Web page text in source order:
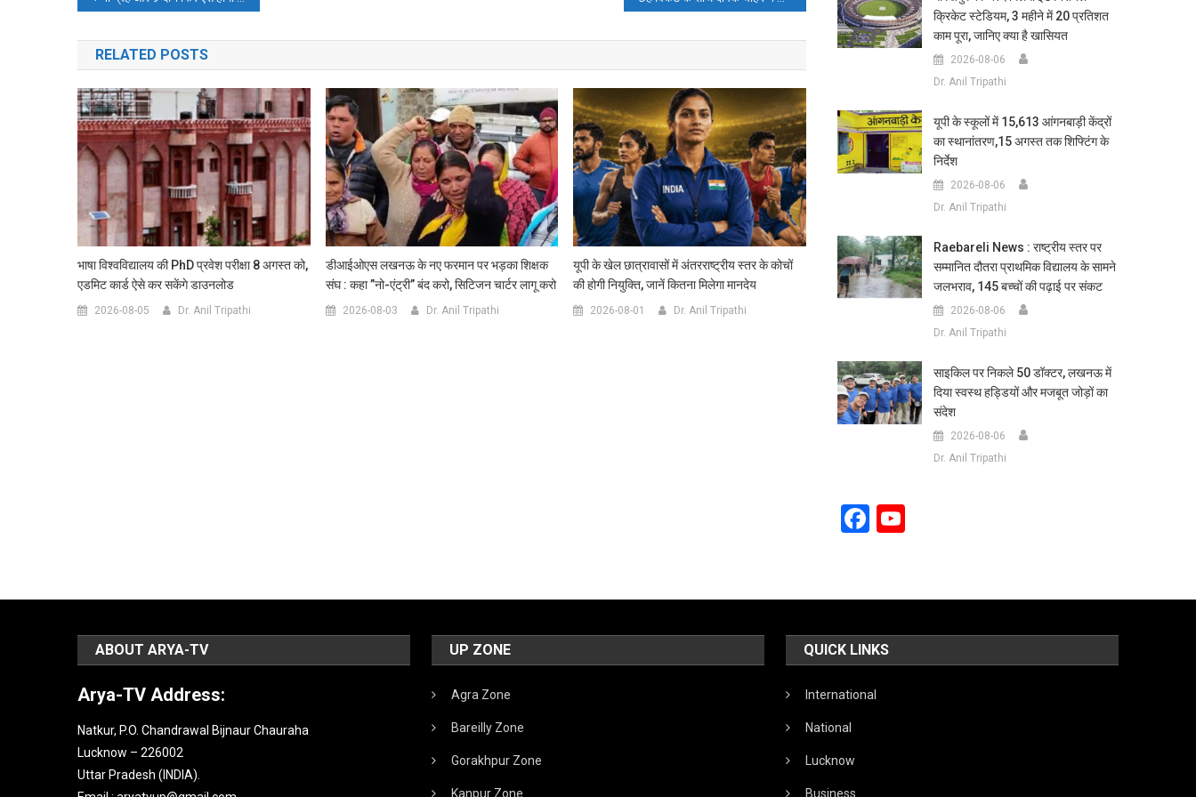
navigation
RELATED POSTS
भाषा विश्वविद्यालय की PhD प्रवेश परीक्षा 8 अगस्त को,
एडमिट कार्ड ऐसे कर सकेंगे डाउनलोड
2026-08-05 Dr. Anil Tripathi
डीआईओएस लखनऊ के नए फरमान पर भड़का शिक्षक
संघ : कहा ”नो-एंट्री” बंद करो, सिटिजन चार्टर लागू करो
2026-08-03 Dr. Anil Tripathi
यूपी के खेल छात्रावासों में अंतरराष्ट्रीय स्तर के कोचों
की होगी नियुक्ति, जानें कितना मिलेगा मानदेय
2026-08-01 Dr. Anil Tripathi
क्रिकेट स्टेडियम, 3 महीने में 20 प्रतिशत
काम पूरा, जानिए क्या है खासियत
2026-08-06
Dr. Anil Tripathi
यूपी के स्कूलों में 15,613 आंगनबाड़ी केंद्रों
का स्थानांतरण,15 अगस्त तक शिफ्टिंग के
निर्देश
2026-08-06
Dr. Anil Tripathi
Raebareli News : राष्ट्रीय स्तर पर
सम्मानित दौतरा प्राथमिक विद्यालय के सामने
जलभराव, 145 बच्चों की पढ़ाई पर संकट
2026-08-06
Dr. Anil Tripathi
साइकिल पर निकले 50 डॉक्टर, लखनऊ में
दिया स्वस्थ हड्डियों और मजबूत जोड़ों का
संदेश
2026-08-06
Dr. Anil Tripathi
Facebook
ABOUT ARYA-TV
Arya-TV Address:
Natkur, P.O. Chandrawal Bijnaur Chauraha
Lucknow – 226002
Uttar Pradesh (INDIA).
UP ZONE
Agra Zone
Bareilly Zone
Gorakhpur Zone
Kanpur Zone
QUICK LINKS
International
National
Lucknow
Business